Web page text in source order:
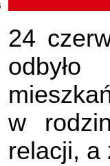
24
w
relacji, a